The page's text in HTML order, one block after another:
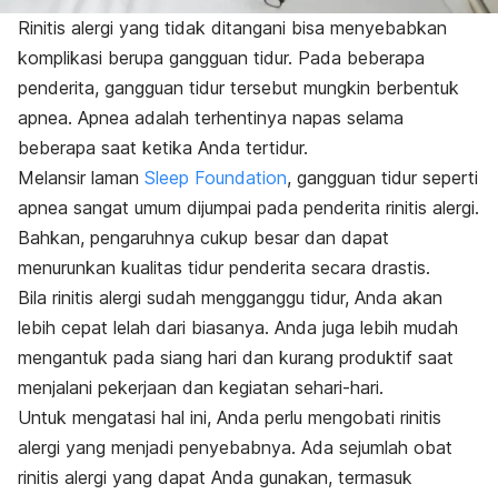
Rinitis alergi yang tidak ditangani bisa menyebabkan
komplikasi berupa gangguan tidur. Pada beberapa
penderita, gangguan tidur tersebut mungkin berbentuk
apnea. Apnea adalah terhentinya napas selama
beberapa saat ketika Anda tertidur.
Melansir laman Sleep Foundation, gangguan tidur seperti
apnea sangat umum dijumpai pada penderita rinitis alergi.
Bahkan, pengaruhnya cukup besar dan dapat
menurunkan kualitas tidur penderita secara drastis.
Bila rinitis alergi sudah mengganggu tidur, Anda akan
lebih cepat lelah dari biasanya. Anda juga lebih mudah
mengantuk pada siang hari dan kurang produktif saat
menjalani pekerjaan dan kegiatan sehari-hari.
Untuk mengatasi hal ini, Anda perlu mengobati rinitis
alergi yang menjadi penyebabnya. Ada sejumlah obat
rinitis alergi yang dapat Anda gunakan, termasuk